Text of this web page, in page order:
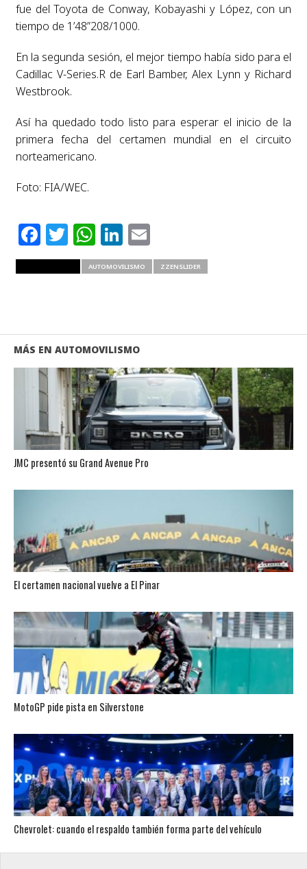
fue del Toyota de Conway, Kobayashi y López, con un
tiempo de 1’48”208/1000.
En la segunda sesión, el mejor tiempo había sido para el
Cadillac V-Series.R de Earl Bamber, Alex Lynn y Richard
Westbrook.
Así ha quedado todo listo para esperar el inicio de la
primera fecha del certamen mundial en el circuito
norteamericano.
Foto: FIA/WEC.
Facebook
Twitter
WhatsApp
LinkedIn
Email
AUTOMOVILISMO ZZENSLIDER
MÁS EN AUTOMOVILISMO
JMC presentó su Grand Avenue Pro
El certamen nacional vuelve a El Pinar
MotoGP pide pista en Silverstone
Chevrolet: cuando el respaldo también forma parte del vehículo